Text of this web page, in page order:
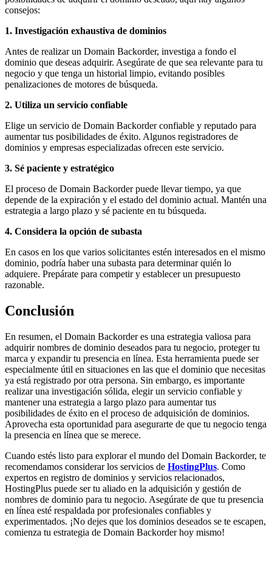
consejos:
1. Investigación exhaustiva de dominios
Antes de realizar un Domain Backorder, investiga a fondo el
dominio que deseas adquirir. Asegúrate de que sea relevante para tu
negocio y que tenga un historial limpio, evitando posibles
penalizaciones de motores de búsqueda.
2. Utiliza un servicio confiable
Elige un servicio de Domain Backorder confiable y reputado para
aumentar tus posibilidades de éxito. Algunos registradores de
dominios y empresas especializadas ofrecen este servicio.
3. Sé paciente y estratégico
El proceso de Domain Backorder puede llevar tiempo, ya que
depende de la expiración y el estado del dominio actual. Mantén una
estrategia a largo plazo y sé paciente en tu búsqueda.
4. Considera la opción de subasta
En casos en los que varios solicitantes estén interesados en el mismo
dominio, podría haber una subasta para determinar quién lo
adquiere. Prepárate para competir y establecer un presupuesto
razonable.
Conclusión
En resumen, el Domain Backorder es una estrategia valiosa para
adquirir nombres de dominio deseados para tu negocio, proteger tu
marca y expandir tu presencia en línea. Esta herramienta puede ser
especialmente útil en situaciones en las que el dominio que necesitas
ya está registrado por otra persona. Sin embargo, es importante
realizar una investigación sólida, elegir un servicio confiable y
mantener una estrategia a largo plazo para aumentar tus
posibilidades de éxito en el proceso de adquisición de dominios.
Aprovecha esta oportunidad para asegurarte de que tu negocio tenga
la presencia en línea que se merece.
Cuando estés listo para explorar el mundo del Domain Backorder, te
recomendamos considerar los servicios de HostingPlus. Como
expertos en registro de dominios y servicios relacionados,
HostingPlus puede ser tu aliado en la adquisición y gestión de
nombres de dominio para tu negocio. Asegúrate de que tu presencia
en línea esté respaldada por profesionales confiables y
experimentados. ¡No dejes que los dominios deseados se te escapen,
comienza tu estrategia de Domain Backorder hoy mismo!